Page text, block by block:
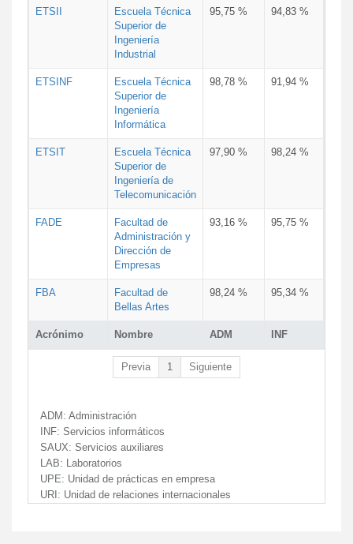
Acrónimo Nombre ADM INF
ETSII
Escuela Técnica
Superior de
Ingeniería
Industrial
95,75 % 94,83 %
ETSINF
Escuela Técnica
Superior de
Ingeniería
Informática
98,78 % 91,94 %
ETSIT
Escuela Técnica
Superior de
Ingeniería de
Telecomunicación
97,90 % 98,24 %
FADE
Facultad de
Administración y
Dirección de
Empresas
93,16 % 95,75 %
FBA
Facultad de
Bellas Artes
98,24 % 95,34 %
Previa 1 Siguiente
ADM: Administración
INF: Servicios informáticos
SAUX: Servicios auxiliares
LAB: Laboratorios
UPE: Unidad de prácticas en empresa
URI: Unidad de relaciones internacionales